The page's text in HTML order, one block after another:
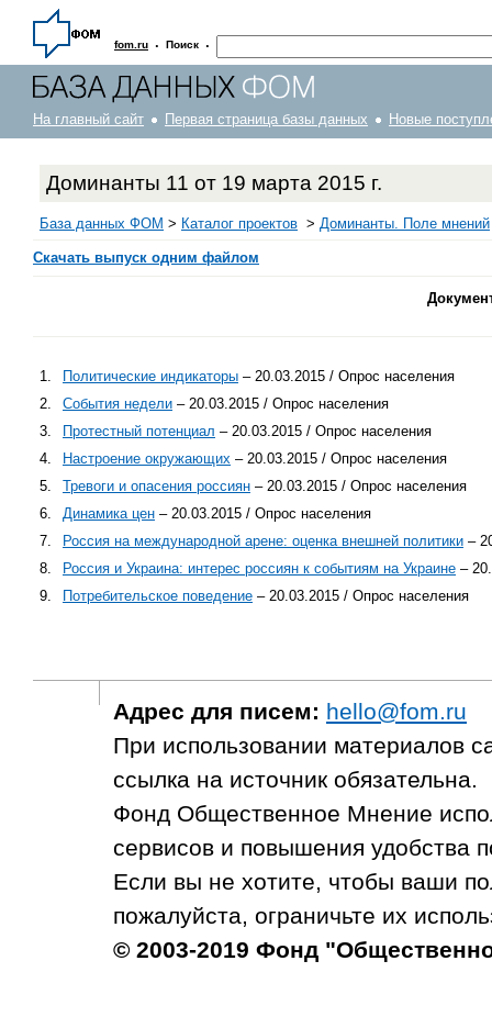
fom.ru · Поиск ·
На главный сайт Первая страница базы данных Новые
Доминанты 11 от 19 марта 2015 г.
База данных ФОМ > Каталог проектов > Доминанты. Поле мнений
Скачать выпуск одним файлом
1. Политические индикаторы – 20.03.2015 / Опрос населения
2.
События недели – 20.03.2015 / Опрос населения
3.
Протестный потенциал – 20.03.2015 / Опрос населения
4.
Настроение окружающих – 20.03.2015 / Опрос населения
5.
Тревоги и опасения россиян – 20.03.2015 / Опрос населения
6.
Динамика цен – 20.03.2015 / Опрос населения
7.
Россия на международной арене: оценка внешней политики –
8.
Россия и Украина: интерес россиян к событиям на Украине –
9.
Потребительское поведение – 20.03.2015 / Опрос населения
Адрес для писем: hello@fom.ru
При использовании материалов
ссылка на источник обязательна.
Фонд Общественное Мнение
сервисов и повышения удобства
Если вы не хотите, чтобы ваши
пожалуйста, ограничьте их
© 2003-2019 Фонд